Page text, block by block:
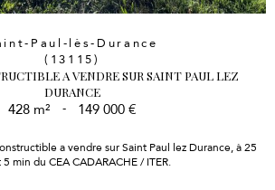
Paul-lès-Durance
(13115)
A VENDRE SUR SAINT PAUL LEZ
DURANCE
428 m² - 149 000 €
a vendre sur Saint Paul lez Durance, à 25
min du CEA CADARACHE / ITER.